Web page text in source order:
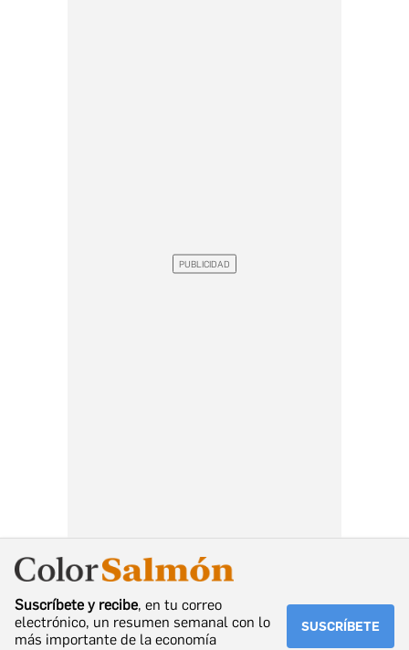
Suscríbete y recibe, en tu correo
electrónico, un resumen semanal con lo
más importante de la economía
SUSCRÍBETE